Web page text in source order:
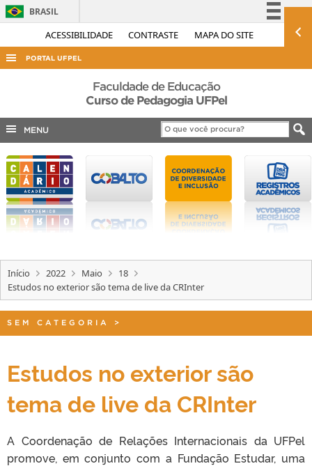
ACESSIBILIDADE CONTRASTE MAPA DO SITE
BRASIL
Simplifique!
Acesso à informação
Legislação
Canais
PORTAL UFPEL
ACESSO À INFORMAÇÃO
COBALTO
EDITAIS
INTERNACIONAL
OUVIDORIA
TELEFONES
Faculdade de Educação
Curso de Pedagogia UFPel
MENU
Início 2022 Maio
18
Estudos no exterior são tema de live da CRInter
SEM CATEGORIA >
Estudos no exterior são
tema de live da CRInter
A Coordenação de Relações Internacionais da UFPel
promove, em conjunto com a Fundação Estudar, uma